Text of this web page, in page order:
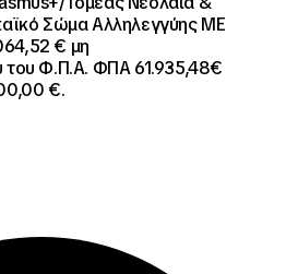
Σώμα Αλληλεγγύης ΜΕ
€ μη
του Φ.Π.Α. ΦΠΑ 61.935,48€
€.